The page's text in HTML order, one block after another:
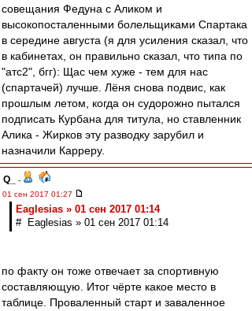
совещания Федуна с Аликом и
высокопосталенными болельщиками Спартака
в середине августа (я для усиления сказал, что
в кабинетах, он правильно сказал, что типа по
"атс2", бгг): Щас чем хуже - тем для нас
(спартачей) лучше. Лёня снова подвис, как
прошлым летом, когда он судорожно пытался
подписать Курбана для титула, но ставленник
Алика - Жирков эту разводку зарубил и
назначили Карреру.
Q_
-
01 сен 2017 01:27
Eaglesias » 01 сен 2017 01:14
# Eaglesias » 01 сен 2017 01:14
по факту он тоже отвечает за спортивную
составляющую. Итог чёрте какое место в
таблице. Проваленный старт и заваленное